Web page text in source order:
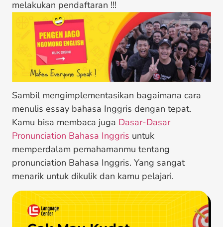
melakukan pendaftaran !!!
Sambil mengimplementasikan bagaimana cara
menulis essay bahasa Inggris dengan tepat.
Kamu bisa membaca juga Dasar-Dasar
Pronunciation Bahasa Inggris untuk
memperdalam pemahamanmu tentang
pronunciation Bahasa Inggris. Yang sangat
menarik untuk dikulik dan kamu pelajari.